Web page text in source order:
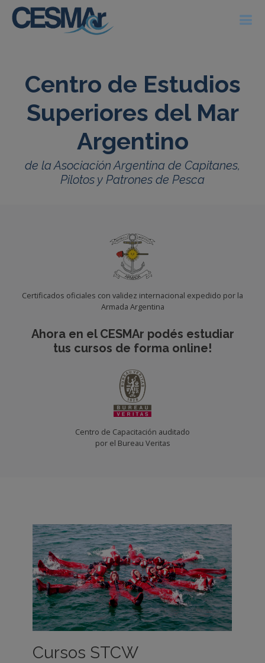
Centro de Estudios
Superiores del Mar
Argentino
de la Asociación Argentina de Capitanes,
Pilotos y Patrones de Pesca
Certificados oficiales con validez internacional expedido por la
Armada Argentina
Ahora en el CESMAr podés estudiar
tus cursos de forma online!
Centro de Capacitación auditado
por el Bureau Veritas
Cursos STCW